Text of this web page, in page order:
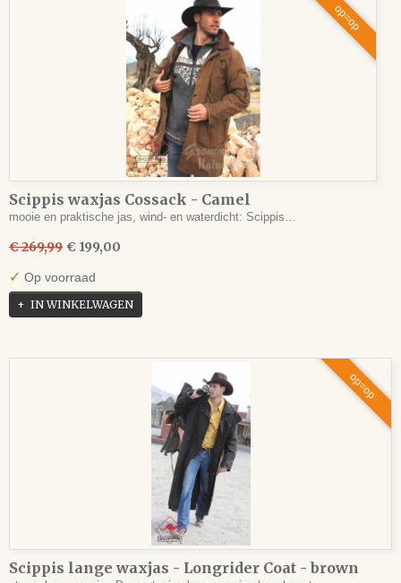
op=op
Scippis waxjas Cossack - Camel
mooie en praktische jas, wind- en waterdicht: Scippis…
€ 269,99 € 199,00
✓ Op voorraad
IN WINKELWAGEN
op=op
Scippis lange waxjas - Longrider Coat - brown